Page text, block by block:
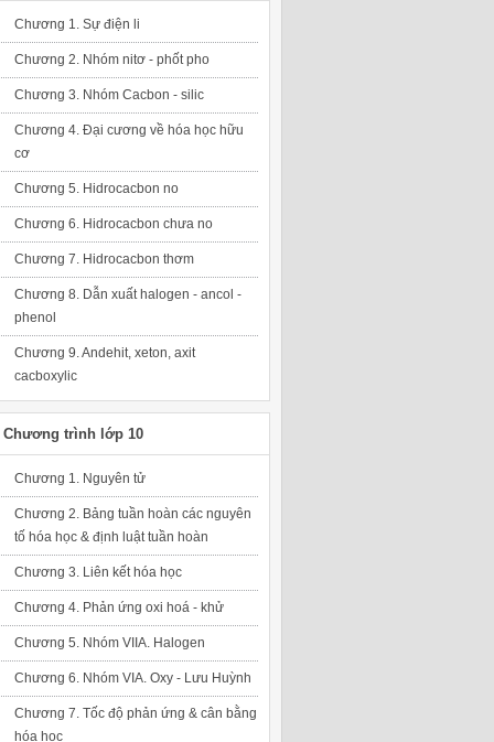
Chương 1. Sự điện li
Chương 2. Nhóm nitơ - phốt pho
Chương 3. Nhóm Cacbon - silic
Chương 4. Đại cương về hóa học hữu
cơ
Chương 5. Hidrocacbon no
Chương 6. Hidrocacbon chưa no
Chương 7. Hidrocacbon thơm
Chương 8. Dẫn xuất halogen - ancol -
phenol
Chương 9. Andehit, xeton, axit
cacboxylic
Chương trình lớp 10
Chương 1. Nguyên tử
Chương 2. Bảng tuần hoàn các nguyên
tố hóa học & định luật tuần hoàn
Chương 3. Liên kết hóa học
Chương 4. Phản ứng oxi hoá - khử
Chương 5. Nhóm VIIA. Halogen
Chương 6. Nhóm VIA. Oxy - Lưu Huỳnh
Chương 7. Tốc độ phản ứng & cân bằng
hóa học